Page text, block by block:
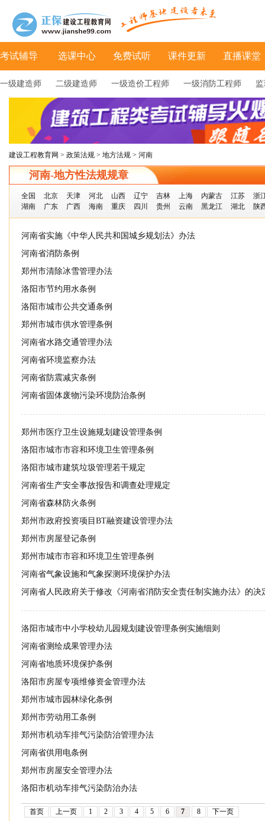
考试辅导 选课中心 免费试听 课件更新 直播课堂
一级建造师 二级建造师 一级造价工程师 一级消防工程师
建设工程教育网 > 政策法规 > 地方法规 > 河南
河南-地方性法规规章
全国 北京 天津 河北 山西 辽宁 吉林 上海 内蒙古 江苏
浙
湖南
广东 广西 海南 重庆 四川 贵州 云南 黑龙江 湖北 陕
河南省实施《中华人民共和国城乡规划法》办法
河南省消防条例
郑州市清除冰雪管理办法
洛阳市节约用水条例
洛阳市城市公共交通条例
郑州市城市供水管理条例
河南省水路交通管理办法
河南省环境监察办法
河南省防震减灾条例
河南省固体废物污染环境防治条例
郑州市医疗卫生设施规划建设管理条例
洛阳市城市市容和环境卫生管理条例
洛阳市城市建筑垃圾管理若干规定
河南省生产安全事故报告和调查处理规定
河南省森林防火条例
郑州市政府投资项目BT融资建设管理办法
郑州市房屋登记条例
郑州市城市市容和环境卫生管理条例
河南省气象设施和气象探测环境保护办法
河南省人民政府关于修改《河南省消防安全责任制实施办法》的
洛阳市城市中小学校幼儿园规划建设管理条例实施细则
河南省测绘成果管理办法
河南省地质环境保护条例
洛阳市房屋专项维修资金管理办法
郑州市城市园林绿化条例
郑州市劳动用工条例
郑州市机动车排气污染防治管理办法
河南省供用电条例
郑州市房屋安全管理办法
洛阳市机动车排气污染防治办法
首页 上一页 1 2 3 4 5 6 7 8 下一页
李娜